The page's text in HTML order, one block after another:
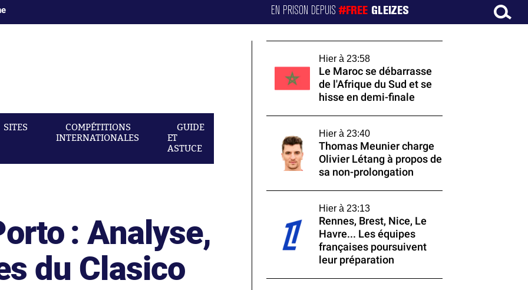
EN PRISON DEPUIS#FREE GLEIZES
SITES
COMPÉTITIONS
INTERNATIONALES
GUIDE
ET
ASTUCE
: Analyse,
du Clasico
Hier à 23:58
Le Maroc se débarrasse
de l'Afrique du Sud et se
hisse en demi-finale
Hier à 23:40
Thomas Meunier charge
Olivier Létang à propos de
sa non-prolongation
Hier à 23:13
Rennes, Brest, Nice, Le
Havre... Les équipes
françaises poursuivent
leur préparation